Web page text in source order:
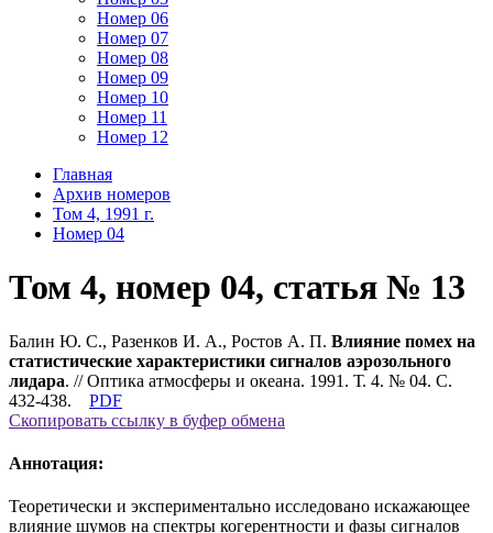
Номер 06
Номер 07
Номер 08
Номер 09
Номер 10
Номер 11
Номер 12
Главная
Архив номеров
Том 4, 1991 г.
Номер 04
Том 4, номер 04, статья № 13
Балин Ю. С., Разенков И. А., Ростов А. П. Влияние помех на
статистические характеристики сигналов аэрозольного
лидара. // Оптика атмосферы и океана. 1991. Т. 4. № 04. С.
432-438.
PDF
Скопировать ссылку в буфер обмена
Аннотация:
Теоретически и экспериментально исследовано искажающее
влияние шумов на спектры когерентности и фазы сигналов